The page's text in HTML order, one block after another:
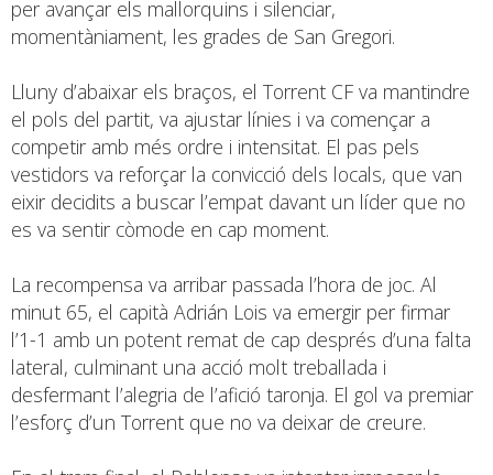
per avançar els mallorquins i silenciar,
momentàniament, les grades de San Gregori.
Lluny d’abaixar els braços, el Torrent CF va mantindre
el pols del partit, va ajustar línies i va començar a
competir amb més ordre i intensitat. El pas pels
vestidors va reforçar la convicció dels locals, que van
eixir decidits a buscar l’empat davant un líder que no
es va sentir còmode en cap moment.
La recompensa va arribar passada l’hora de joc. Al
minut 65, el capità Adrián Lois va emergir per firmar
l’1-1 amb un potent remat de cap després d’una falta
lateral, culminant una acció molt treballada i
desfermant l’alegria de l’afició taronja. El gol va premiar
l’esforç d’un Torrent que no va deixar de creure.